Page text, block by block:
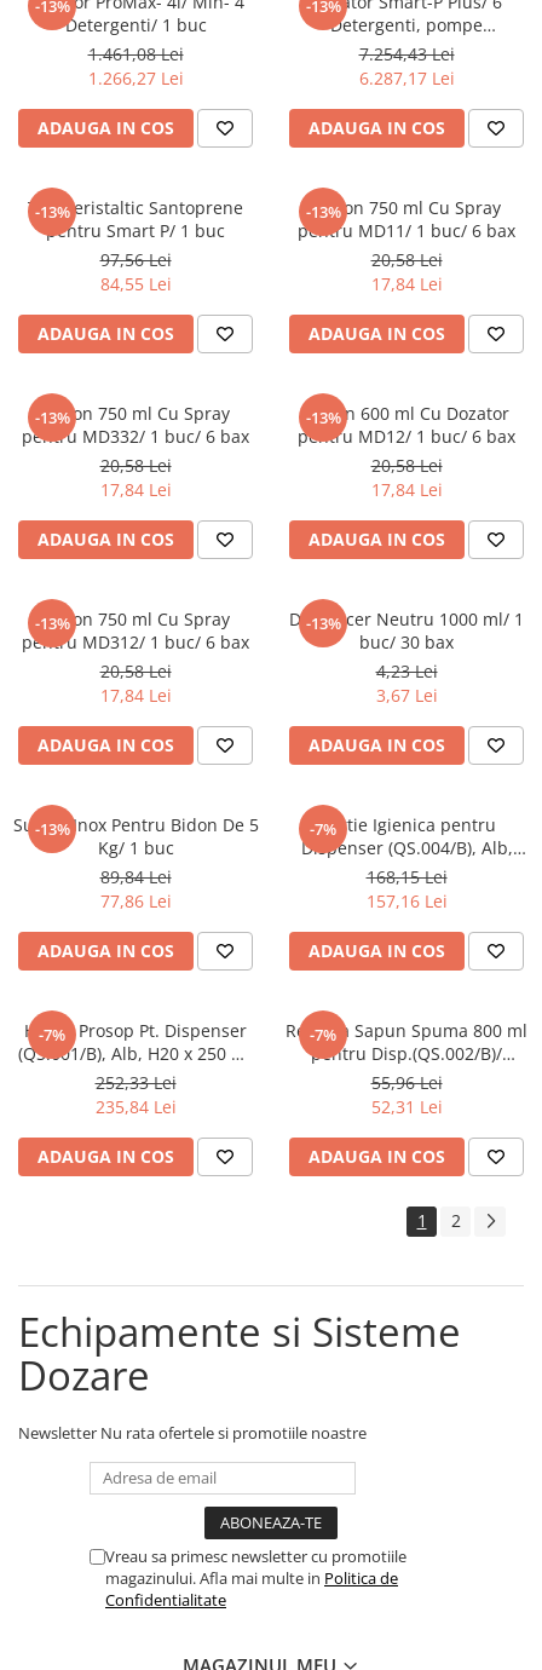
Articole din Carton Kraft Natur +
Sandwich
Articole din Carton Negru
Boluri
Caserole
Articole din Plastic PP
Caserole
Sosiere
Articole din Trestie de Zahar Alb
Boluri
Boluri
Farfurii
Platouri
Articole din XPS
Tavite
Articole pentru Cofetarii si
Chese
Cupe Desert
Cupe Inghetata
Cutii Prajituri
Cutii Prajituri cu Fereastra
Discuri Tort
Forme de Copt
Hartie Dantelata
Monoportii Prajituri
Platforme Tort
Platouri Prajituri
Folii
Masini + Rame
Folii Aluminiu
Folii Paletat
Manusi de Unica Folosinta
Pungi Alimentare
Pungi pentru Vidat
-13%
Detergenti/ 1 buc
1.461,08 Lei
1.266,27 Lei
ADAUGA IN COS
-13%
Detergenti, pompe
peristaltice, 15 l/h/ 1 buc
7.254,43 Lei
6.287,17 Lei
ADAUGA IN COS
-13%
Tub Peristaltic Santoprene
pentru Smart P/ 1 buc
97,56 Lei
84,55 Lei
ADAUGA IN COS
-13%
Flacon 750 ml Cu Spray
pentru MD11/ 1 buc/ 6 bax
20,58 Lei
17,84 Lei
ADAUGA IN COS
-13%
Flacon 750 ml Cu Spray
pentru MD332/ 1 buc/ 6 bax
20,58 Lei
17,84 Lei
ADAUGA IN COS
-13%
Flacon 600 ml Cu Dozator
pentru MD12/ 1 buc/ 6 bax
20,58 Lei
17,84 Lei
ADAUGA IN COS
-13%
Flacon 750 ml Cu Spray
pentru MD312/ 1 buc/ 6 bax
20,58 Lei
17,84 Lei
ADAUGA IN COS
-13%
Dispencer Neutru 1000 ml/ 1
buc/ 30 bax
4,23 Lei
3,67 Lei
ADAUGA IN COS
-13%
Suport Inox Pentru Bidon De 5
Kg/ 1 buc
89,84 Lei
77,86 Lei
ADAUGA IN COS
-7%
Hartie Igienica pentru
Dispenser (QS.004/B), Alb,
19.5 cm x 250 m/ 12 role
168,15 Lei
157,16 Lei
ADAUGA IN COS
-7%
Hartie Prosop Pt. Dispenser
(QS.001/B), Alb, H20 x 250 m/
4 role
252,33 Lei
235,84 Lei
ADAUGA IN COS
-7%
Rezerva Sapun Spuma 800 ml
pentru Disp.(QS.002/B)/
12buc/bax
55,96 Lei
52,31 Lei
ADAUGA IN COS
1 2
Echipamente si Sisteme
Dozare
Newsletter Nu rata ofertele si promotiile noastre
Vreau sa primesc newsletter cu promotiile
magazinului. Afla mai multe in Politica de
Confidentialitate
MAGAZINUL MEU